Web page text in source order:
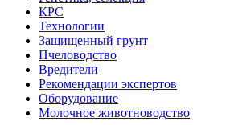
КРС
Технологии
Защищенный грунт
Пчеловодство
Вредители
Рекомендации экспертов
Оборудование
Молочное животноводство